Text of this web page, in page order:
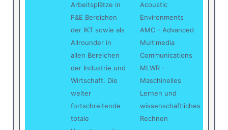
Arbeitsplätze in
F&E Bereichen
der IKT sowie als
Allrounder in
allen Bereichen
der Industrie und
Wirtschaft. Die
weiter
fortschreitende
totale
Acoustic
Environments
AMC - Advanced
Multimedia
Communications
MLWR -
Maschinelles
Lernen und
wissenschaftliches
Rechnen